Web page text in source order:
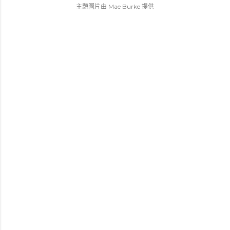
主題圖片由 Mae Burke 提供